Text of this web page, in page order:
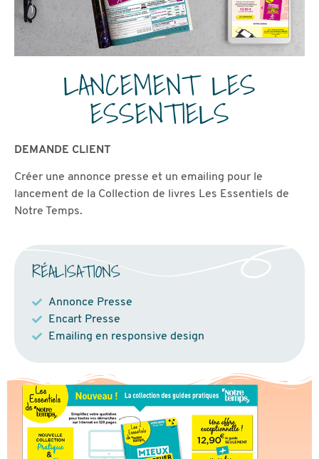
LANCEMENT LES
ESSENTIELS
DEMANDE CLIENT
Créer une annonce presse et un emailing pour le
lancement de la Collection de livres Les Essentiels de
Notre Temps.
RÉALISATIONS
Annonce Presse
Encart Presse
Emailing en responsive design